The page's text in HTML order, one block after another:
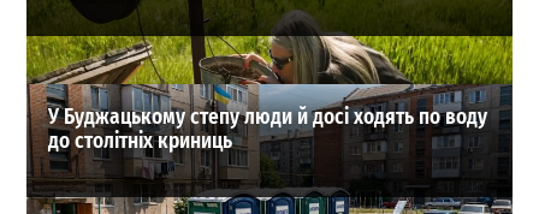
У Буджацькому степу люди й досі ходять по воду
до столітніх криниць